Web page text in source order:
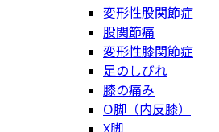
変形性股関節症
股関節痛
変形性膝関節症
足のしびれ
膝の痛み
O脚（内反膝）
X脚